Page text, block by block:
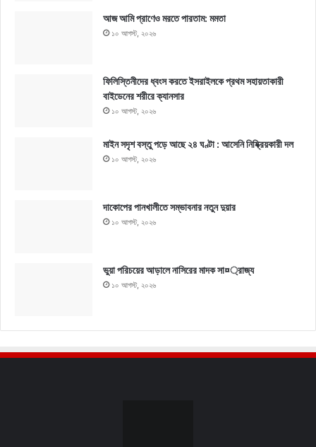
আজ আমি প্রাণেও মরতে পারতাম: মমতা
১০ আগস্ট, ২০২৬
ফিলিস্তিনীদের ধ্বংস করতে ইসরাইলকে প্রথম সহায়তাকারী
বাইডেনের শরীরে ক্যানসার
১০ আগস্ট, ২০২৬
মাইন সদৃশ বস্তু পড়ে আছে ২৪ ঘণ্টা : আসেনি নিষ্ক্রিয়কারী দল
১০ আগস্ট, ২০২৬
দাকোপের পানখালীতে সম্ভাবনার নতুন দুয়ার
১০ আগস্ট, ২০২৬
ভুয়া পরিচয়ের আড়ালে নাসিরের মাদক সা¤্রাজ্য
১০ আগস্ট, ২০২৬